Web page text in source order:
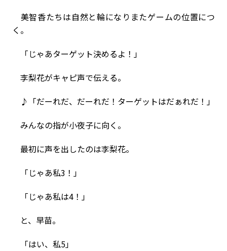
美智香たちは自然と輪になりまたゲームの位置につ
く。
「じゃあターゲット決めるよ！」
李梨花がキャピ声で伝える。
♪「だーれだ、だーれだ！ターゲットはだぁれだ！」
みんなの指が小夜子に向く。
最初に声を出したのは李梨花。
「じゃあ私3！」
「じゃあ私は4！」
と、早苗。
「はい、私5」